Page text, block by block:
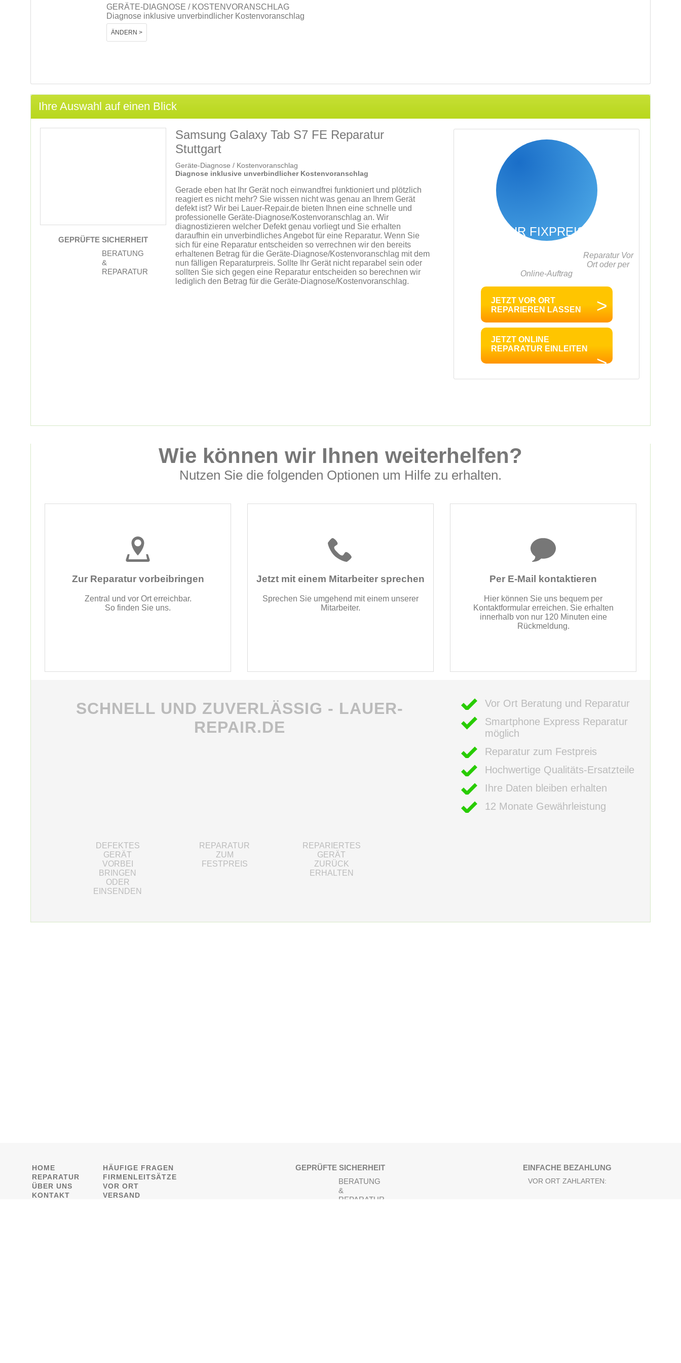
GERÄTE-DIAGNOSE / KOSTENVORANSCHLAG
Diagnose inklusive unverbindlicher Kostenvoranschlag
ÄNDERN >
Ihre Auswahl auf einen Blick
GEPRÜFTE SICHERHEIT
BERATUNG
&
REPARATUR
Samsung Galaxy Tab S7 FE Reparatur
Stuttgart
Geräte-Diagnose / Kostenvoranschlag
Diagnose inklusive unverbindlicher Kostenvoranschlag
Gerade eben hat Ihr Gerät noch einwandfrei funktioniert und plötzlich
reagiert es nicht mehr? Sie wissen nicht was genau an Ihrem Gerät
defekt ist? Wir bei Lauer-Repair.de bieten Ihnen eine schnelle und
professionelle Geräte-Diagnose/Kostenvoranschlag an. Wir
diagnostizieren welcher Defekt genau vorliegt und Sie erhalten
daraufhin ein unverbindliches Angebot für eine Reparatur. Wenn Sie
sich für eine Reparatur entscheiden so verrechnen wir den bereits
erhaltenen Betrag für die Geräte-Diagnose/Kostenvoranschlag mit dem
nun fälligen Reparaturpreis. Sollte Ihr Gerät nicht reparabel sein oder
sollten Sie sich gegen eine Reparatur entscheiden so berechnen wir
lediglich den Betrag für die Geräte-Diagnose/Kostenvoranschlag.
IHR FIXPREIS
inkl. 19% MwSt.
Reparatur Vor
Ort oder per
Online-Auftrag
JETZT VOR ORT
REPARIEREN LASSEN
>
JETZT ONLINE
REPARATUR EINLEITEN
>
Wie können wir Ihnen weiterhelfen?
Nutzen Sie die folgenden Optionen um Hilfe zu erhalten.
Zur Reparatur vorbeibringen
Zentral und vor Ort erreichbar.
So finden Sie uns.
Jetzt mit einem Mitarbeiter sprechen
Sprechen Sie umgehend mit einem unserer
Mitarbeiter.
Per E-Mail kontaktieren
Hier können Sie uns bequem per
Kontaktformular erreichen. Sie erhalten
innerhalb von nur 120 Minuten eine
Rückmeldung.
SCHNELL UND ZUVERLÄSSIG - LAUER-
REPAIR.DE
DEFEKTES
GERÄT
VORBEI
BRINGEN
ODER
EINSENDEN
REPARATUR
ZUM
FESTPREIS
REPARIERTES
GERÄT
ZURÜCK
ERHALTEN
Vor Ort Beratung und Reparatur
Smartphone Express Reparatur
möglich
Reparatur zum Festpreis
Hochwertige Qualitäts-Ersatzteile
Ihre Daten bleiben erhalten
12 Monate Gewährleistung
HOME
REPARATUR
ÜBER UNS
KONTAKT
HÄUFIGE FRAGEN
FIRMENLEITSÄTZE
VOR ORT
VERSAND
GEPRÜFTE SICHERHEIT
BERATUNG
&
REPARATUR
EINFACHE BEZAHLUNG
VOR ORT ZAHLARTEN: